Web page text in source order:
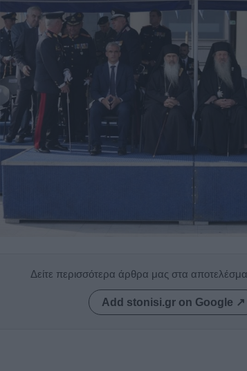
Δείτε περισσότερα άρθρα μας στα
Add stonisi.gr on Google ↗